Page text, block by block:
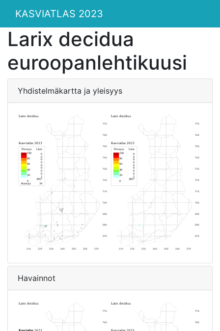
KASVIATLAS 2023
Larix decidua
euroopanlehtikuusi
Yhdistelmäkartta ja yleisyys
Havainnot